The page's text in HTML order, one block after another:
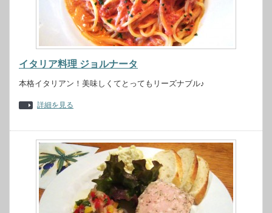
イタリア料理 ジョルナータ
本格イタリアン！美味しくてとってもリーズナブル♪
詳細を見る